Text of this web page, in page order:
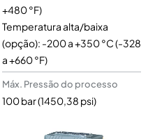
+480 °F)
Temperatura alta/baixa
(opção): -200 a +350 °C (-328
a +660 °F)
Máx. Pressão do processo
100 bar (1450,38 psi)